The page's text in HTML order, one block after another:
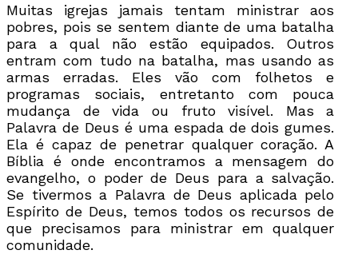
Muitas igrejas jamais tentam ministrar aos
pobres, pois se sentem diante de uma batalha
para a qual não estão equipados. Outros
entram com tudo na batalha, mas usando as
armas erradas. Eles vão com folhetos e
programas sociais, entretanto com pouca
mudança de vida ou fruto visível. Mas a
Palavra de Deus é uma espada de dois gumes.
Ela é capaz de penetrar qualquer coração. A
Bíblia é onde encontramos a mensagem do
evangelho, o poder de Deus para a salvação.
Se tivermos a Palavra de Deus aplicada pelo
Espírito de Deus, temos todos os recursos de
que precisamos para ministrar em qualquer
comunidade.